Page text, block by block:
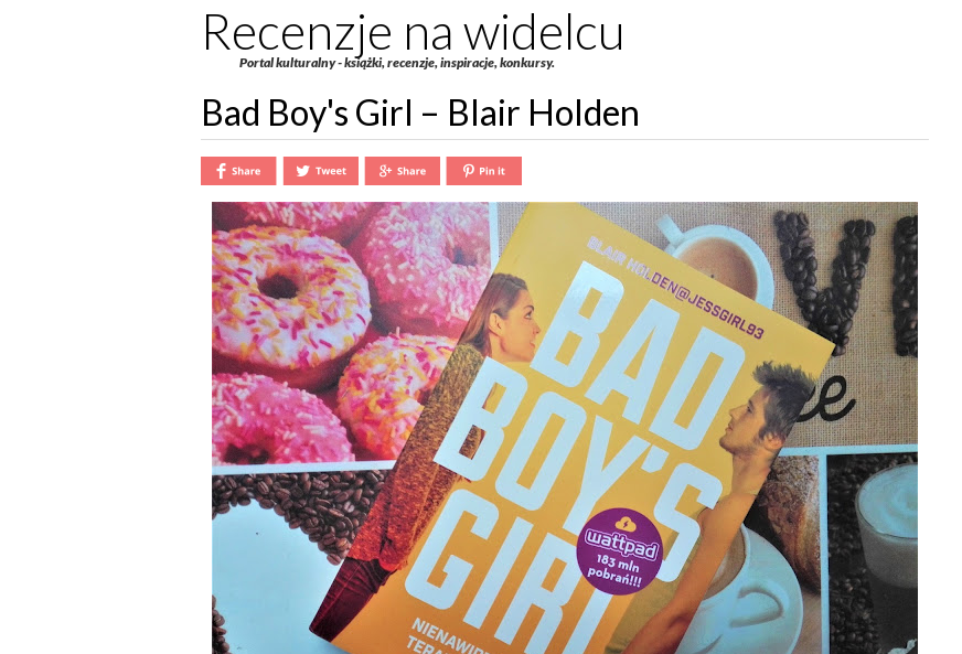
Recenzje na widelcu
Portal kulturalny - książki, recenzje, inspiracje, konkursy.
Bad Boy's Girl – Blair Holden